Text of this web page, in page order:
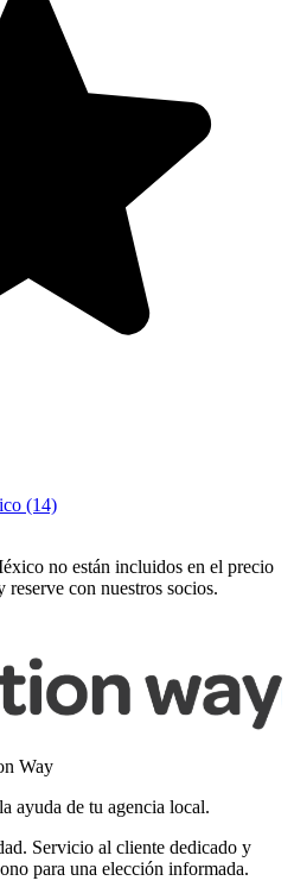
(14)
no están incluidos en el precio
con nuestros socios.
Way
ayuda de tu agencia local.
Servicio al cliente dedicado y
para una elección informada.